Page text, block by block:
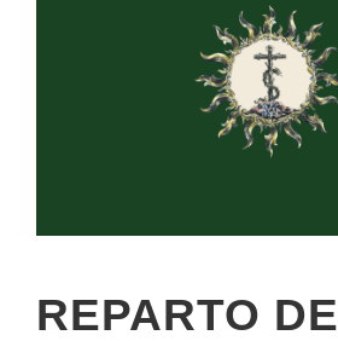
REPARTO DE